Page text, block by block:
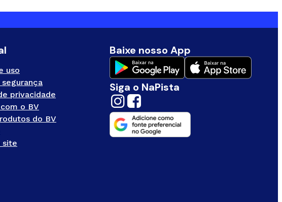
uso
segurança
privacidade
o BV
do BV
site
Baixe nosso App
Siga o NaPista